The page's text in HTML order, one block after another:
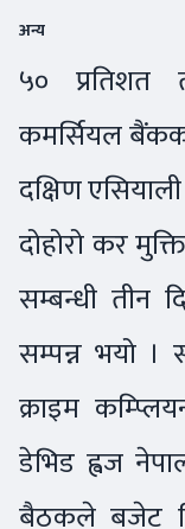
अन्य
५० प्रतिशत
कमर्सियल
दक्षिण
दोहोरो कर
सम्बन्धी तीन
सम्पन्न भयो ।
क्राइम
डेभिड ह्वज
बैठकले बजेट